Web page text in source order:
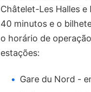
Châtelet-Les Halles
40 minutos e o
o horário de
estações:
Gare du Nord -